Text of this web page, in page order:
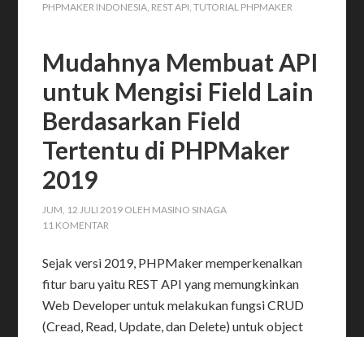
PHPMAKER INDONESIA, REST API,TUTORIAL PHPMAKER
Mudahnya Membuat API
untuk Mengisi Field Lain
Berdasarkan Field
Tertentu di PHPMaker
2019
JUM, 12 JULI 2019 OLEH MASINO SINAGA
11 KOMENTAR
Sejak versi 2019, PHPMaker memperkenalkan
fitur baru yaitu REST API yang memungkinkan
Web Developer untuk melakukan fungsi CRUD
(Cread, Read, Update, dan Delete) untuk object